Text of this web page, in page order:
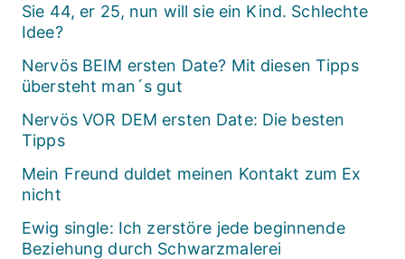
Sie 44, er 25, nun will sie ein Kind. Schlechte
Idee?
Nervös BEIM ersten Date? Mit diesen Tipps
übersteht man´s gut
Nervös VOR DEM ersten Date: Die besten
Tipps
Mein Freund duldet meinen Kontakt zum Ex
nicht
Ewig single: Ich zerstöre jede beginnende
Beziehung durch Schwarzmalerei